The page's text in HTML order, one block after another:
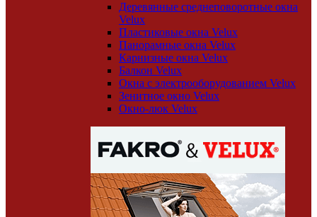
Деревянные среднеповоротные окна
Velux
Пластиковые окна Velux
Панорамные окна Velux
Карнизные окна Velux
Балкон Velux
Окна с электрооборудованием Velux
Зенитное окно Velux
Окно-люк Velux